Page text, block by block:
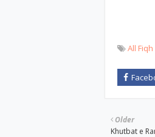
All
Older
Khutbat e